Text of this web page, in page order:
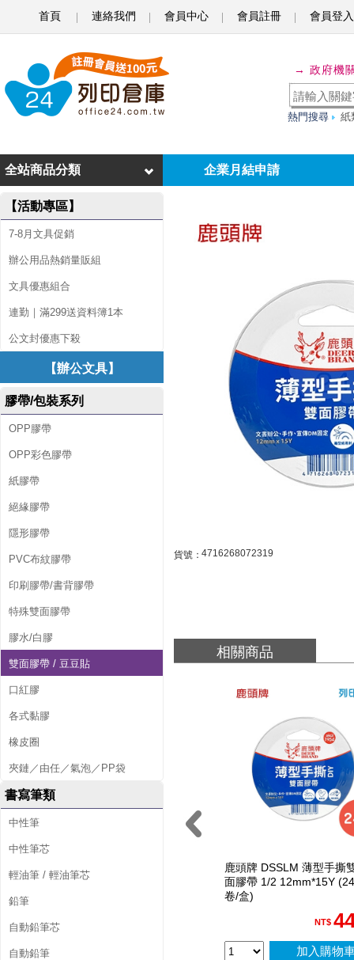
首頁 連絡我們 會員中心 會員註冊 會員登入
頭
牌
S
S
L
M
薄
型
撕
雙
面
膠
帶
1
2
1
2
m
m
*
1
5
卷
→ 政府機
熱門搜尋 紙
企業月結申請
全站商品分類
【活動專區】
7-8月文具促銷
辦公用品熱銷量販組
文具優惠組合
連勤｜滿299送資料簿1本
公文封優惠下殺
【辦公文具】
膠帶/包裝系列
OPP膠帶
OPP彩色膠帶
紙膠帶
絕緣膠帶
隱形膠帶
PVC布紋膠帶
印刷膠帶/書背膠帶
特殊雙面膠帶
膠水/白膠
雙面膠帶 / 豆豆貼
口紅膠
各式黏膠
橡皮圈
夾鏈／由任／氣泡／PP袋
書寫筆類
中性筆
中性筆芯
輕油筆 / 輕油筆芯
鉛筆
自動鉛筆芯
自動鉛筆
貨號：4716268072319
相關商品
鹿頭牌 DSSLM 薄型手撕
面膠帶 1/2 12mm*15Y (24
卷/盒)
NT$
加入購物